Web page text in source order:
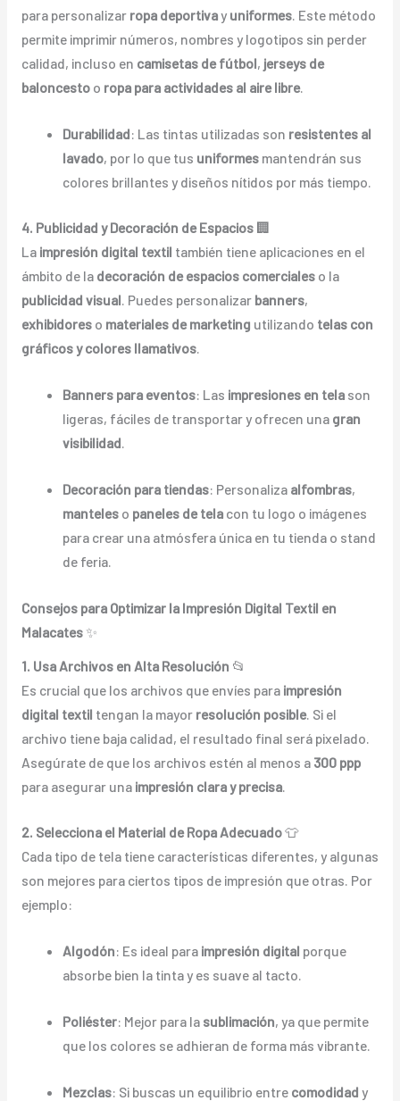
para personalizar ropa deportivay uniformes. Este método
permite imprimir números, nombres y logotipos sin perder
calidad, incluso en camisetas de fútbol, jerseys de
baloncestoo ropa para actividades al aire libre.
Durabilidad: Las tintas utilizadas son resistentes al
lavado, por lo que tus uniformes mantendrán sus
colores brillantes y diseños nítidos por más tiempo.
4. Publicidad y Decoración de Espacios🏢
La impresión digital textil también tiene aplicaciones en el
ámbito de la decoración de espacios comercialeso la
publicidad visual. Puedes personalizar banners,
exhibidoreso materiales de marketing utilizando telas con
gráficos y colores llamativos.
Banners para eventos: Las impresiones en tela son
ligeras, fáciles de transportar y ofrecen una gran
visibilidad.
Decoración para tiendas: Personaliza alfombras,
manteles o paneles de tela con tu logo o imágenes
para crear una atmósfera única en tu tienda o stand
de feria.
Consejos para Optimizar la Impresión Digital Textil en
Malacates✨
1. Usa Archivos en Alta Resolución 📂
Es crucial que los archivos que envíes para impresión
digital textil tengan la mayor resolución posible. Si el
archivo tiene baja calidad, el resultado final será pixelado.
Asegúrate de que los archivos estén al menos a 300 ppp
para asegurar una impresión clara y precisa.
2. Selecciona el Material de Ropa Adecuado👕
Cada tipo de tela tiene características diferentes, y algunas
son mejores para ciertos tipos de impresión que otras. Por
ejemplo:
Algodón: Es ideal para impresión digital porque
absorbe bien la tinta y es suave al tacto.
Poliéster: Mejor para la sublimación, ya que permite
que los colores se adhieran de forma más vibrante.
Mezclas: Si buscas un equilibrio entre comodidad y